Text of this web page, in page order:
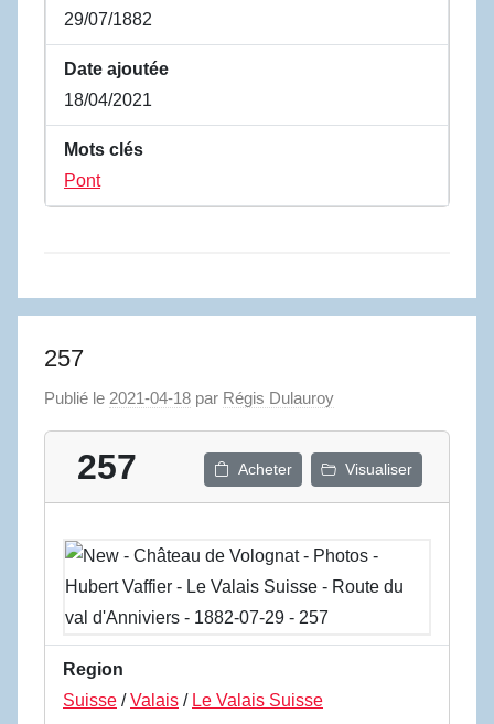
29/07/1882
Date ajoutée
18/04/2021
Mots clés
Pont
257
Publié le 2021-04-18 par Régis Dulauroy
257 Acheter Visualiser
Region
Suisse /Valais / Le Valais Suisse